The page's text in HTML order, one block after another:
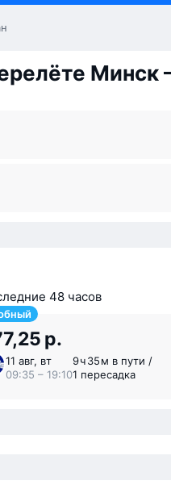
Минск
48 часов
р.
11 авг, вт
09:35 – 19:10
9 ⁠ч 35 ⁠м в пути /
1 пересадка